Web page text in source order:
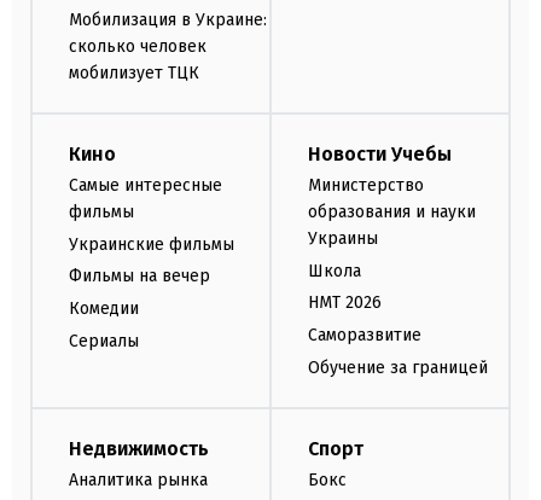
Мобилизация в Украине:
сколько человек
мобилизует ТЦК
Кино
Самые интересные
фильмы
Украинские фильмы
Фильмы на вечер
Комедии
Сериалы
Новости Учебы
Министерство
образования и науки
Украины
Школа
НМТ 2026
Саморазвитие
Обучение за границей
Недвижимость
Аналитика рынка
Спорт
Бокс